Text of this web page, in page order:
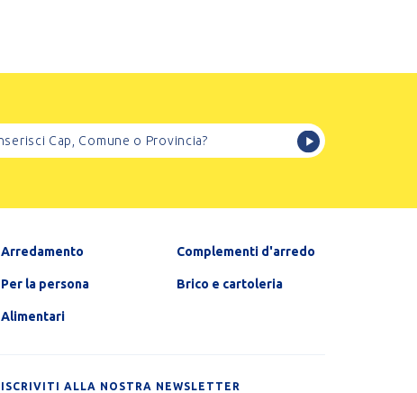
Arredamento Complementi d'arredo
Per la persona Brico e cartoleria
Alimentari
ISCRIVITI ALLA NOSTRA NEWSLETTER